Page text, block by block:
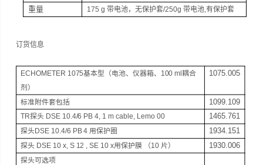
重量 175 g 带电池，无保护套/250g 带电池,有保护套
订货信息
ECHOMETER 1075基本型 （电池、仪器箱、 100 ml耦合
剂）
1075.005
标准附件套包括 1099.109
TR探头 DSE 10.4/6 PB 4, 1 m cable, Lemo 00 1465.761
探头DSE 10.4/6 PB 4 用保护圈 1934.151
探头 DSE 10 x, S 12 , SE 10 x用保护膜 （10 片） 1930.006
探头可选项